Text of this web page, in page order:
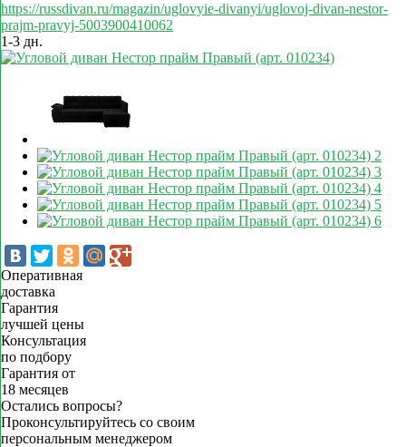
https://russdivan.ru/magazin/uglovyie-divanyi/uglovoj-divan-nestor-
prajm-pravyj-5003900410062
1-3 дн.
Оперативная
доставка
Гарантия
лучшей цены
Консультация
по подбору
Гарантия от
18 месяцев
Остались вопросы?
Проконсультируйтесь со своим
персональным менеджером